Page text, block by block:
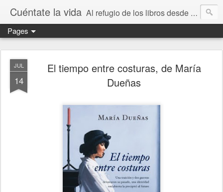
Cuéntate la vida Al refugio de los libros desde 2010
Pages
JUL
14
El tiempo entre costuras, de María
Dueñas